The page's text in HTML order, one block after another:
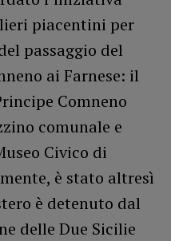
piacentini per
passaggio del
ai Farnese: il
Comneno
comunale e
Civico di
è stato altresì
è detenuto dal
delle Due Sicilie